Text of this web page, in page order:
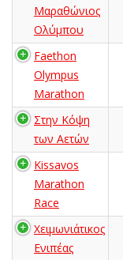
Μαραθώνιος
Ολύμπου
Faethon
Olympus
Marathon
Στην Κόψη
των Αετών
Kissavos
Marathon
Race
Χειμωνιάτικος
Ενιπέας